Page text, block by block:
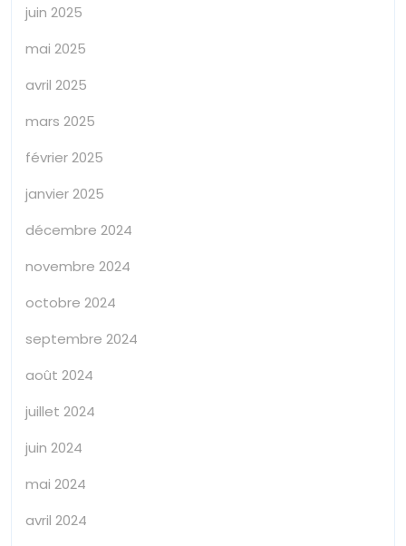
juin 2025
mai 2025
avril 2025
mars 2025
février 2025
janvier 2025
décembre 2024
novembre 2024
octobre 2024
septembre 2024
août 2024
juillet 2024
juin 2024
mai 2024
avril 2024